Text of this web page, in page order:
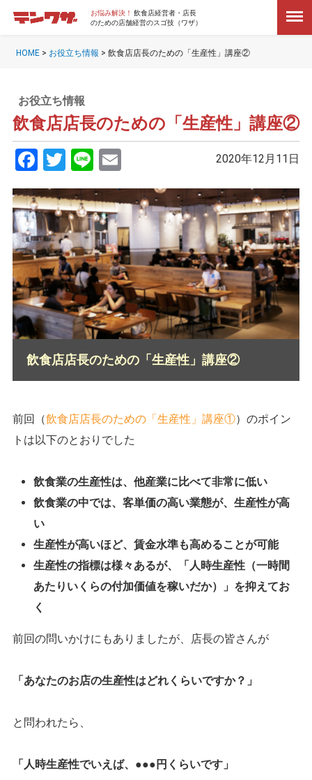
お悩み解決！ 飲食店経営者・店長
のための店舗経営のスゴ技（ワザ）
HOME> お役立ち情報 > 飲食店店長のための「生産性」講座②
お役立ち情報
飲食店店長のための「生産性」講座②
Facebook
Twitter
LineEmail 2020年12月11日
飲食店店長のための「生産性」講座②
前回（飲食店店長のための「生産性」講座①）のポイン
トは以下のとおりでした
飲食業の生産性は、他産業に比べて非常に低い
飲食業の中では、客単価の高い業態が、生産性が高
い
生産性が高いほど、賃金水準も高めることが可能
生産性の指標は様々あるが、「人時生産性（一時間
あたりいくらの付加価値を稼いだか）」を抑えてお
く
前回の問いかけにもありましたが、店長の皆さんが
「あなたのお店の生産性はどれくらいですか？」
と問われたら、
「人時生産性でいえば、●●●円くらいです」